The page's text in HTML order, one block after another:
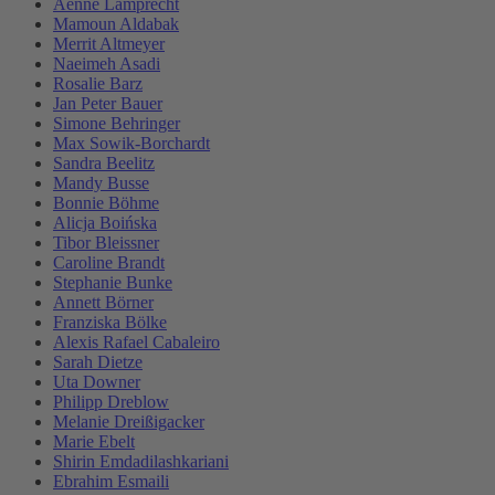
Aenne Lamprecht
Mamoun Aldabak
Merrit Altmeyer
Naeimeh Asadi
Rosalie Barz
Jan Peter Bauer
Simone Behringer
Max Sowik-Borchardt
Sandra Beelitz
Mandy Busse
Bonnie Böhme
Alicja Boińska
Tibor Bleissner
Caroline Brandt
Stephanie Bunke
Annett Börner
Franziska Bölke
Alexis Rafael Cabaleiro
Sarah Dietze
Uta Downer
Philipp Dreblow
Melanie Dreißigacker
Marie Ebelt
Shirin Emdadilashkariani
Ebrahim Esmaili